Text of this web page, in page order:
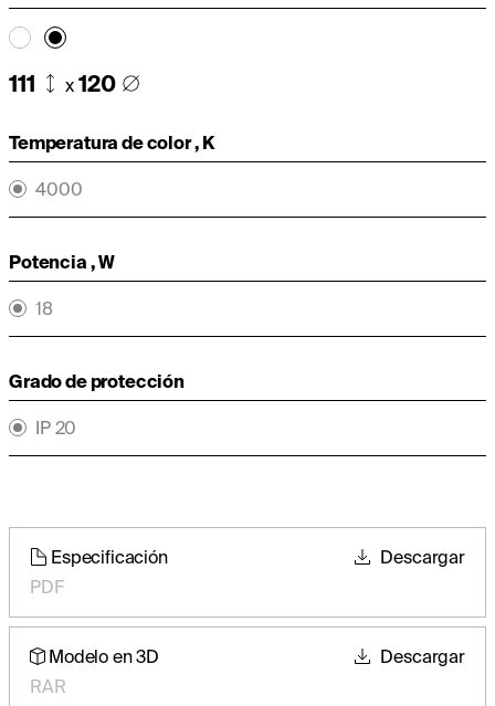
111 x 120
Temperatura de color , K
4000
Potencia , W
18
Grado de protección
IP 20
Especificación
PDF
Descargar
Modelo en 3D
RAR
Descargar